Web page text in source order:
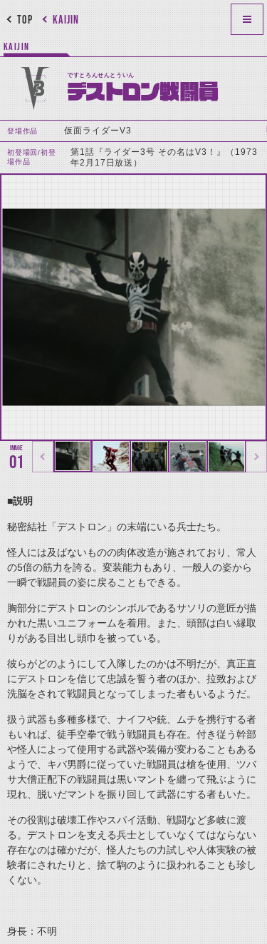
KAIJIN
TOP
KAIJIN
ですとろんせんとういん
デストロン戦闘員
登場作品 仮面ライダーV3
初登場回/初登
場作品
第1話『ライダー3号 その名はV3！』（1973
年2月17日放送）
01
■説明
秘密結社「デストロン」の末端にいる兵士たち。
怪人には及ばないものの肉体改造が施されており、常人
の5倍の筋力を誇る。変装能力もあり、一般人の姿から
一瞬で戦闘員の姿に戻ることもできる。
胸部分にデストロンのシンボルであるサソリの意匠が描
かれた黒いユニフォームを着用。また、頭部は白い縁取
りがある目出し頭巾を被っている。
彼らがどのようにして入隊したのかは不明だが、真正直
にデストロンを信じて忠誠を誓う者のほか、拉致および
洗脳をされて戦闘員となってしまった者もいるようだ。
扱う武器も多種多様で、ナイフや銃、ムチを携行する者
もいれば、徒手空拳で戦う戦闘員も存在。付き従う幹部
や怪人によって使用する武器や装備が変わることもある
ようで、キバ男爵に従っていた戦闘員は槍を使用、ツバ
サ大僧正配下の戦闘員は黒いマントを纏って飛ぶように
現れ、脱いだマントを振り回して武器にする者もいた。
その役割は破壊工作やスパイ活動、戦闘など多岐に渡
る。デストロンを支える兵士としていなくてはならない
存在なのは確かだが、怪人たちの力試しや人体実験の被
験者にされたりと、捨て駒のように扱われることも珍し
くない。
身長：不明